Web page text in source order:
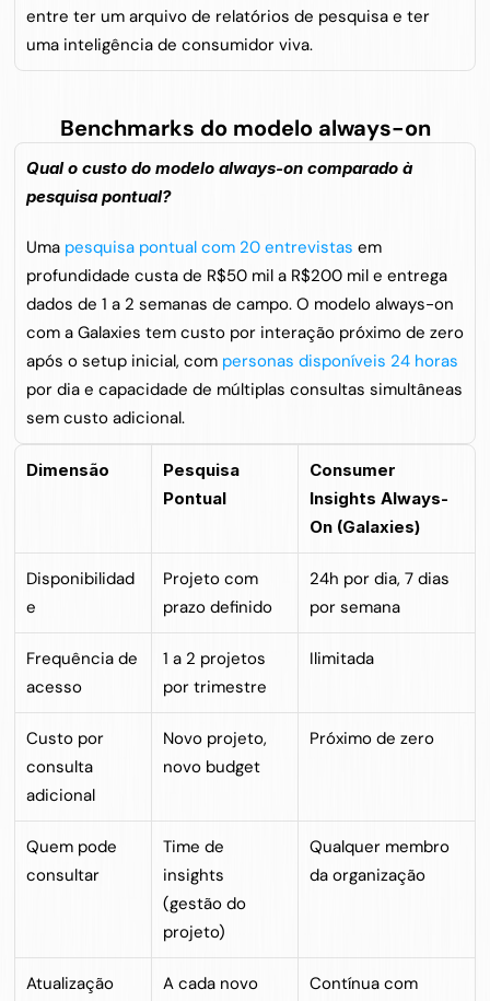
entre ter um arquivo de relatórios de pesquisa e ter
uma inteligência de consumidor viva.
Benchmarks do modelo always-on
Qual o custo do modelo always-on comparado à
pesquisa pontual?
Uma pesquisa pontual com 20 entrevistas em
profundidade custa de R$50 mil a R$200 mil e entrega
dados de 1 a 2 semanas de campo. O modelo always-on
com a Galaxies tem custo por interação próximo de zero
após o setup inicial, com personas disponíveis 24 horas
por dia e capacidade de múltiplas consultas simultâneas
sem custo adicional.
Dimensão
Pesquisa
Pontual
Consumer
Insights Always-
On (Galaxies)
Disponibilidad
e
Projeto com
prazo definido
24h por dia, 7 dias
por semana
Frequência de
acesso
1 a 2 projetos
por trimestre
Ilimitada
Custo por
consulta
adicional
Novo projeto,
novo budget
Próximo de zero
Quem pode
consultar
Time de
insights
(gestão do
projeto)
Qualquer membro
da organização
Atualização
A cada novo
Contínua com